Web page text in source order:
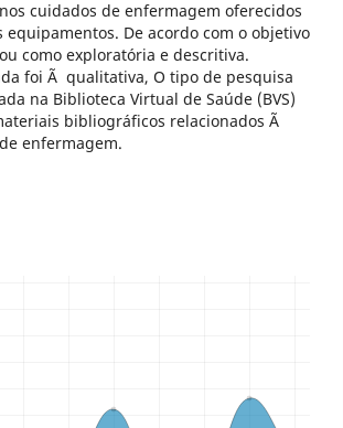
cuidados de enfermagem oferecidos
De acordo com o objetivo
como exploratória e descritiva.
foi Ã qualitativa, O tipo de pesquisa
na Biblioteca Virtual de Saúde (BVS)
bibliográficos relacionados Ã
enfermagem.